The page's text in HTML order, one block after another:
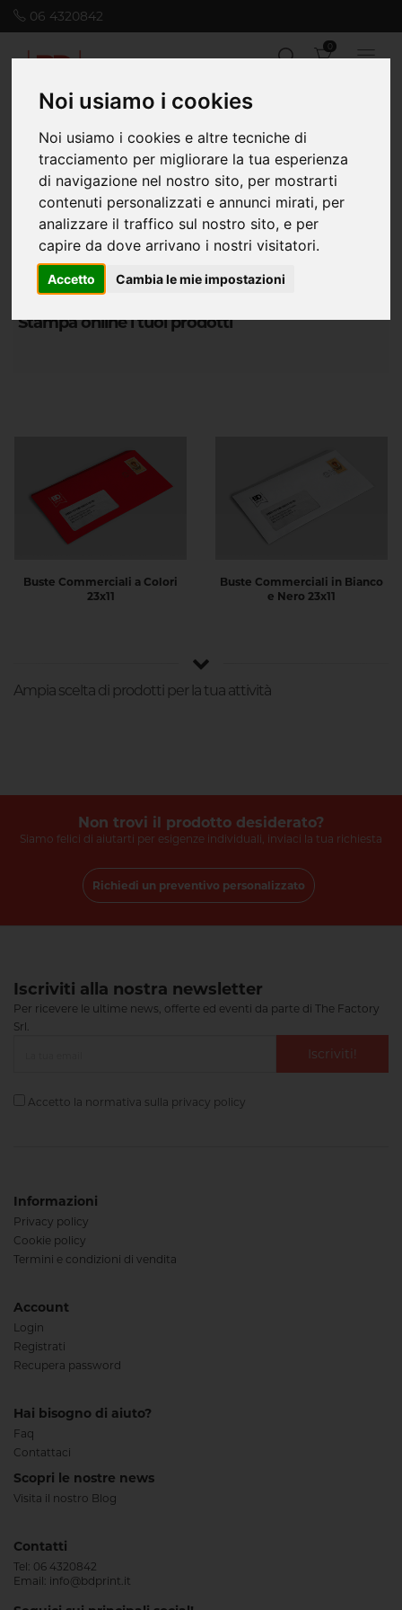
Noi usiamo i cookies
Noi usiamo i cookies e altre tecniche di
tracciamento per migliorare la tua esperienza
di navigazione nel nostro sito, per mostrarti
contenuti personalizzati e annunci mirati, per
analizzare il traffico sul nostro sito, e per
capire da dove arrivano i nostri visitatori.
Accetto Cambia le mie impostazioni
06 4320842
0
Office Buste commerciali
Stampa online i tuoi prodotti
Buste Commerciali a Colori
23x11
Buste Commerciali in Bianco
e Nero 23x11
Ampia scelta di prodotti per la tua attività
Non trovi il prodotto desiderato?
Siamo felici di aiutarti per esigenze individuali, inviaci la tua richiesta
Richiedi un preventivo personalizzato
Iscriviti alla nostra newsletter
Per ricevere le ultime news, offerte ed eventi da parte di The Factory
Srl.
Iscriviti!
Accetto la normativa sulla privacy policy
Informazioni
Privacy policy
Cookie policy
Termini e condizioni di vendita
Account
Login
Registrati
Recupera password
Hai bisogno di aiuto?
Faq
Contattaci
Scopri le nostre news
Visita il nostro Blog
Contatti
Tel: 06 4320842
Email: info@bdprint.it